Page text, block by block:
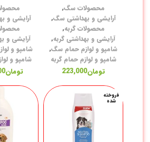
محصولات سگ,
آرایشی و بهداشتی سگ,
محصولات گربه,
آرایشی و بهداشتی گربه,
شامپو و لوازم حمام سگ,
شامپو و لوازم حمام گربه
تومان223,000
آرایشی و
آرایشی و
شامپو و
شامپو و
تومان
فروخته
شده